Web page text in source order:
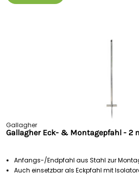
Gallagher
Gallagher Eck- & Montagepfahl - 2
Anfangs-/Endpfahl aus Stahl zur
Auch einsetzbar als Eckpfahl mit